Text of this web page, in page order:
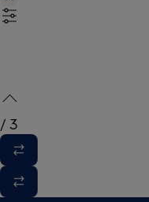
/ 3